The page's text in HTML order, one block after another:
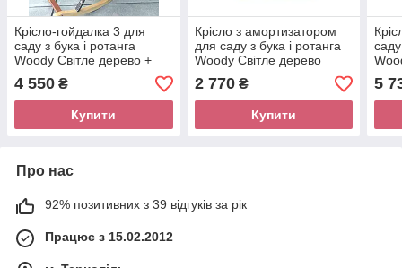
Крісло-гойдалка 3 для
саду з бука і ротанга
Woody Світле дерево +
коричневий
4 550 ₴
Купити
Крісло з амортизатором
для саду з бука і ротанга
Woody Світле дерево
2 770₴
Купити
5
Про нас
92% позитивних з 39 відгуків за рік
Працює з 15.02.2012